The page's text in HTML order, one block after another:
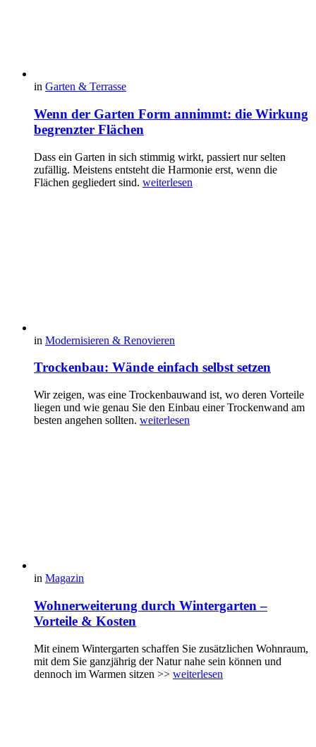
in Garten & Terrasse
Wenn der Garten Form annimmt: die Wirkung
begrenzter Flächen
Dass ein Garten in sich stimmig wirkt, passiert nur selten
zufällig. Meistens entsteht die Harmonie erst, wenn die
Flächen gegliedert sind. weiterlesen
in Modernisieren & Renovieren
Trockenbau: Wände einfach selbst setzen
Wir zeigen, was eine Trockenbauwand ist, wo deren Vorteile
liegen und wie genau Sie den Einbau einer Trockenwand am
besten angehen sollten. weiterlesen
in Magazin
Wohnerweiterung durch Wintergarten –
Vorteile & Kosten
Mit einem Wintergarten schaffen Sie zusätzlichen Wohnraum,
mit dem Sie ganzjährig der Natur nahe sein können und
dennoch im Warmen sitzen >> weiterlesen